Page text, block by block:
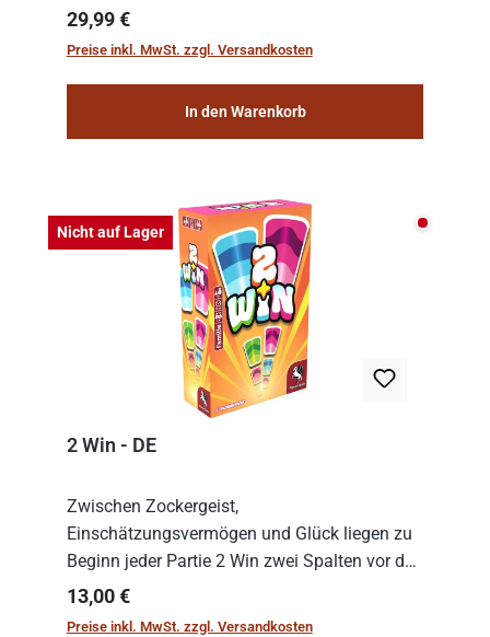
team of experts from the Vatican undertook
the meticulous job of cleaning and
Regulärer Preis:
29,99 €
Preise inkl. MwSt. zzgl. Versandkosten
In den Warenkorb
Nicht auf Lager Nicht
2 Win - DE
Zwischen Zockergeist,
Einschätzungsvermögen und Glück liegen zu
Beginn jeder Partie 2 Win zwei Spalten vor den
Spielenden aus, die es in die Höhe zu treiben
gilt. Doch das geht natürlich nur, solange man
Regulärer Preis:
13,00 €
Preise inkl. MwSt. zzgl. Versandkosten